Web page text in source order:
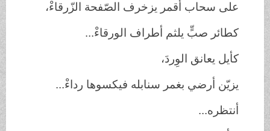
على سحاب أقمر يزخرف الصّفحة الزّرقاءْ،
كطائر صبٍّ يلثم أطراف الورقاءْ...
كأيل يعانق الوِردَ،
يزيّن أرضي بغمر سنابله فيكسوها رداءْ...
أنتظره...